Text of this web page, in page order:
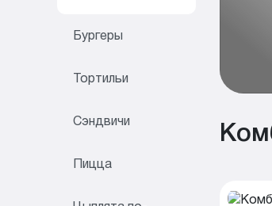
Бургеры
Тортильи
Сэндвичи
Пицца